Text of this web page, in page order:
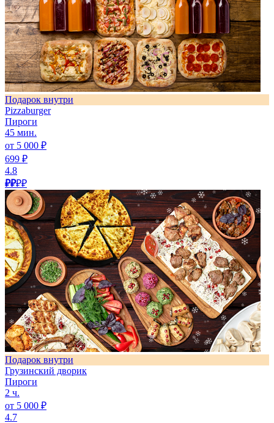
Подарок внутри
Pizzaburger
Пироги
45 мин.
от 5 000 ₽
699 ₽
4.8
₽₽₽₽
Подарок внутри
Грузинский дворик
Пироги
2 ч.
от 5 000 ₽
4.7